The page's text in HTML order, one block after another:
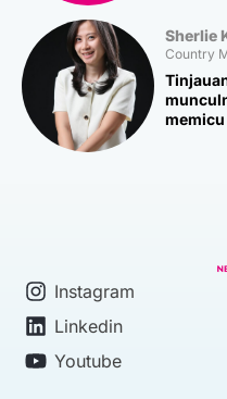
Sherlie
Country
Instagram
Linkedin
Youtube